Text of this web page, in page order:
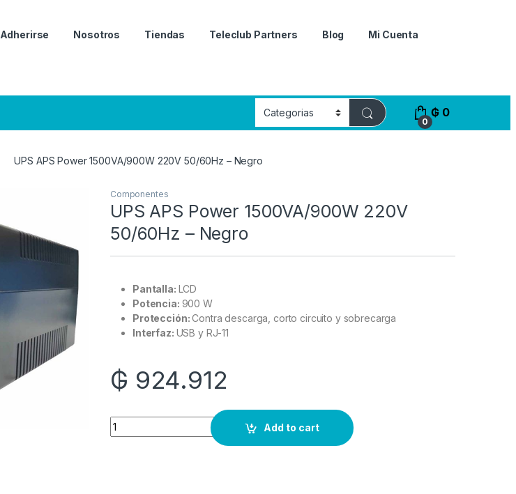
Adherirse Nosotros Tiendas Teleclub Partners Blog Mi Cuenta
0
₲ 0
UPS APS Power 1500VA/900W 220V 50/60Hz – Negro
Componentes
UPS APS Power 1500VA/900W 220V
50/60Hz – Negro
Pantalla: LCD
Potencia: 900 W
Protección:Contra descarga, corto circuito y sobrecarga
Interfaz: USB y RJ-11
₲ 924.912
Quantity
Add to cart